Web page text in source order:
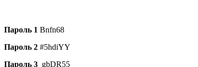
Пароль 1 Bnfn68
Пароль 2 #5hdiYY
Пароль 3 gbDR55